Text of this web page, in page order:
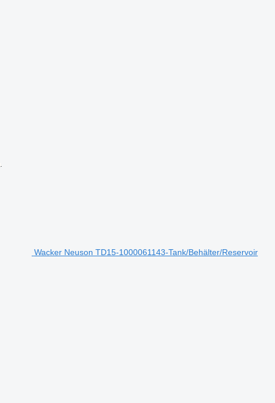
Wacker Neuson TD15-1000061143-Tank/Behälter/Reservoir